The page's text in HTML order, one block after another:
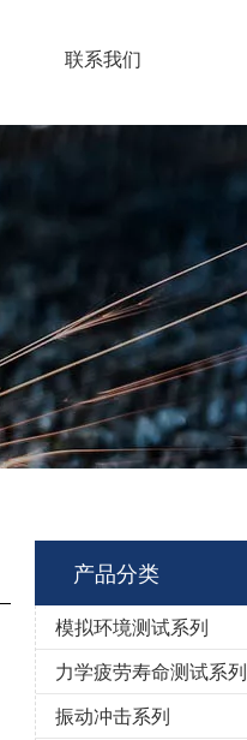
联系我们
产品分类
模拟环境测试系列
力学疲劳寿命测试系列
振动冲击系列